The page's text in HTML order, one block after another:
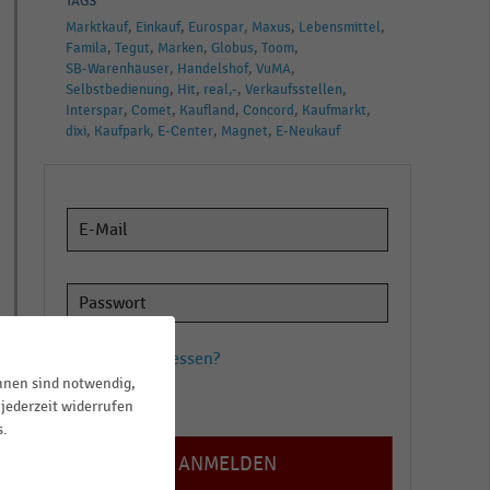
Marktkauf Einkauf Eurospar Maxus Lebensmittel
Famila Tegut Marken Globus Toom
SB-Warenhäuser Handelshof VuMA
Selbstbedienung Hit real,- Verkaufsstellen
Interspar Comet Kaufland Concord Kaufmarkt
dixi Kaufpark E-Center Magnet E-Neukauf
Passwort vergessen?
Registrieren
sind notwendig,
widerrufen